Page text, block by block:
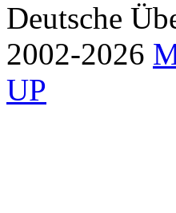
Deutsche
2002-2026
UP